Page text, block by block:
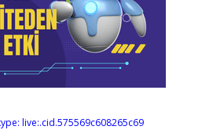
live:.cid.575569c608265c69